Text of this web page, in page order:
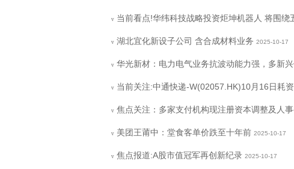
v 当前看点!华纬科技战略投资炬坤机器人 将围绕
v 湖北宜化新设子公司 含合成材料业务 2025-10-17
v 华光新材：电力电气业务抗波动能力强，多新
v 当前关注:中通快递-W(02057.HK)10月16日耗
v 焦点关注：多家支付机构现注册资本调整及人
v 美团王莆中：堂食客单价跌至十年前 2025-10-17
v 焦点报道:A股市值冠军再创新纪录 2025-10-17